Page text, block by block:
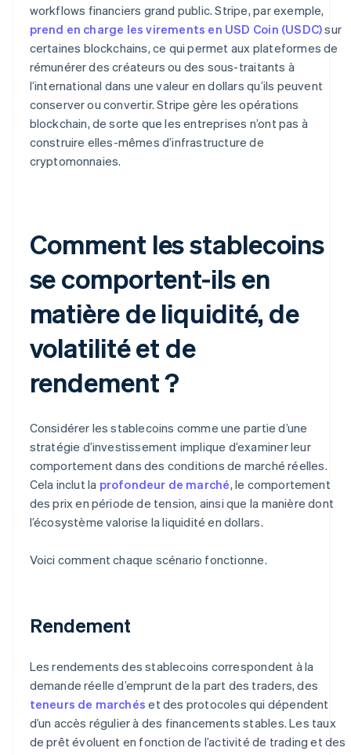
workflows financiers grand public. Stripe, par exemple,
prend en charge les virements en USD Coin (USDC)sur
certaines blockchains, ce qui permet aux plateformes de
rémunérer des créateurs ou des sous-traitants à
l’international dans une valeur en dollars qu’ils peuvent
conserver ou convertir. Stripe gère les opérations
blockchain, de sorte que les entreprises n’ont pas à
construire elles-mêmes d’infrastructure de
cryptomonnaies.
Comment les stablecoins
se comportent-ils en
matière de liquidité, de
volatilité et de
rendement ?
Considérer les stablecoins comme une partie d’une
stratégie d’investissement implique d’examiner leur
comportement dans des conditions de marché réelles.
Cela inclut la profondeur de marché, le comportement
des prix en période de tension, ainsi que la manière dont
l’écosystème valorise la liquidité en dollars.
Voici comment chaque scénario fonctionne.
Rendement
Les rendements des stablecoins correspondent à la
demande réelle d’emprunt de la part des traders, des
teneurs de marchés et des protocoles qui dépendent
d’un accès régulier à des financements stables. Les taux
de prêt évoluent en fonction de l’activité de trading et des